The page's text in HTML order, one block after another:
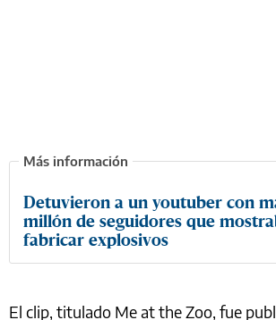
Detuvieron a un youtuber con
millón de seguidores que
fabricar explosivos
El clip, titulado Me at the Zoo, fue